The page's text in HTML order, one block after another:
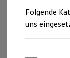
Leasing
Der Polo
Ab 20.380,00 €
Folgende
uns